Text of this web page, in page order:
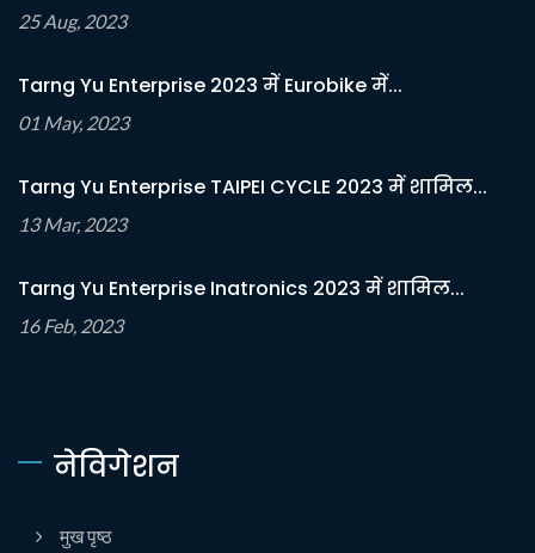
25 Aug, 2023
Tarng Yu Enterprise 2023 में Eurobike में...
01 May, 2023
Tarng Yu Enterprise TAIPEI CYCLE 2023 में शामिल...
13 Mar, 2023
Tarng Yu Enterprise Inatronics 2023 में शामिल...
16 Feb, 2023
नेविगेशन
मुख पृष्ठ